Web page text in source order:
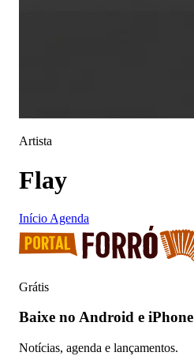
Artista
Flay
Início Agenda
Grátis
Baixe no Android e iPhone
Notícias, agenda e lançamentos.